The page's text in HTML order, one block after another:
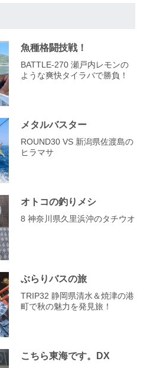
魚種格闘技戦！
BATTLE-270 瀬戸内レモンの
ような爽快タイラバで勝負！
メタルバスター
ROUND30 VS 新潟県佐渡島の
ヒラマサ
オトコの釣りメシ
8 神奈川県久里浜沖のタチウオ
ぶらりバスの旅
TRIP32 静岡県清水＆焼津の港
町で秋の魅力を発見旅！
こちら東海です。DX